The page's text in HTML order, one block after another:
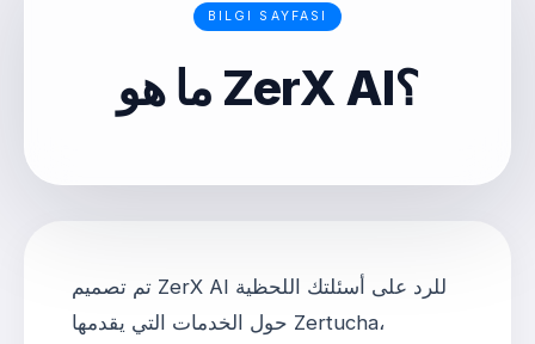
BILGI SAYFASI
ما هو ZerX AI؟
تم تصميم ZerX AI للرد على أسئلتك اللحظية
حول الخدمات التي يقدمها Zertucha،